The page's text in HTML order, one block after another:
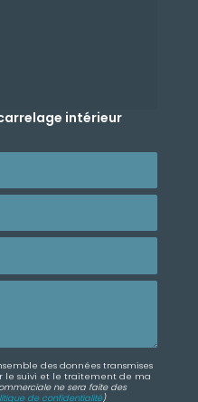
intérieur
des données transmises
le suivi et le traitement de ma
ne sera faite des
de confidentialité)